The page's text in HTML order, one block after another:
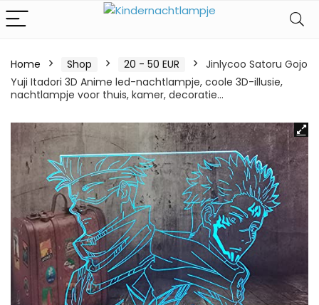
Home Shop 20 - 50 EUR
Jinlycoo Satoru Gojo
Yuji Itadori 3D Anime led-nachtlampje, coole 3D-illusie,
nachtlampje voor thuis, kamer, decoratie…